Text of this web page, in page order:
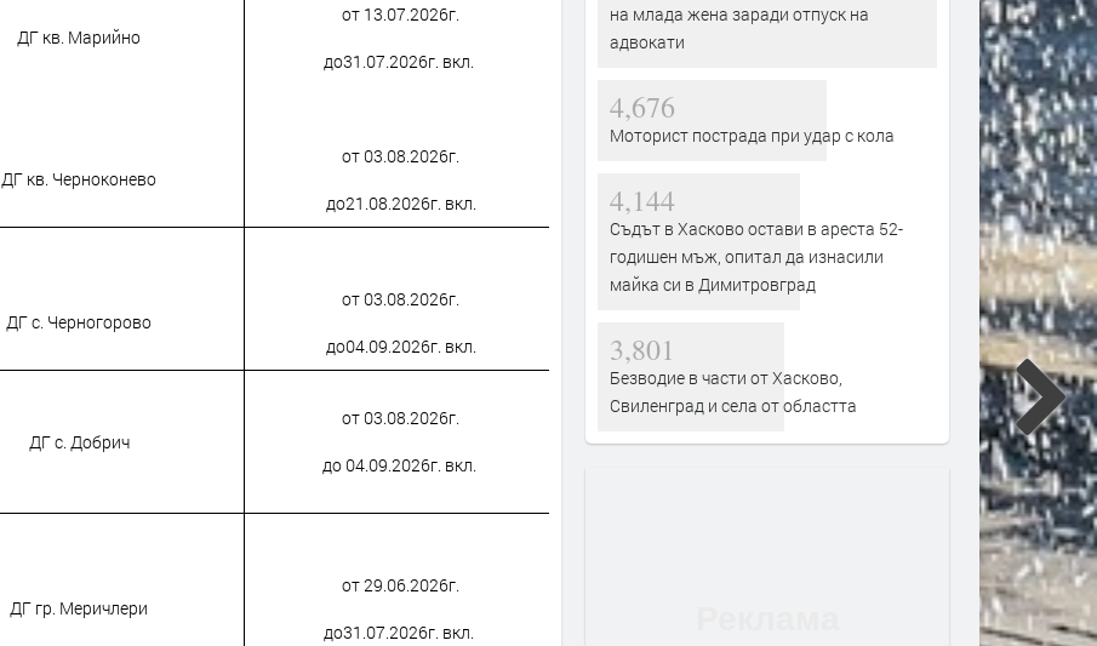
ДГ кв. Марийно
ДГ кв. Черноконево
от 13.07.2026г.
до31.07.2026г. вкл.
от 03.08.2026г.
до21.08.2026г. вкл.
ДГ с. Черногорово
от 03.08.2026г.
до04.09.2026г. вкл.
ДГ с. Добрич
от 03.08.2026г.
до 04.09.2026г. вкл.
ДГ гр. Меричлери
от 29.06.2026г.
до31.07.2026г. вкл.
на млада жена заради отпуск на
адвокати
4,676
Моторист пострада при удар с кола
4,144
Съдът в Хасково остави в ареста 52-
годишен мъж, опитал да изнасили
майка си в Димитровград
3,801
Безводие в части от Хасково,
Свиленград и села от областта